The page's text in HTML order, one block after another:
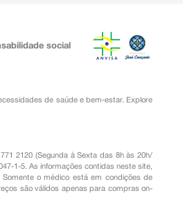
social
de saúde e bem-estar. Explore
2120 (Segunda à Sexta das 8h às 20h/
1-5. As informações contidas neste site,
o médico está em condições de
são válidos apenas para compras on-